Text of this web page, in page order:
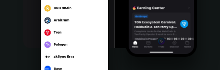
Português (Portugal)
Bahasa Indonesia